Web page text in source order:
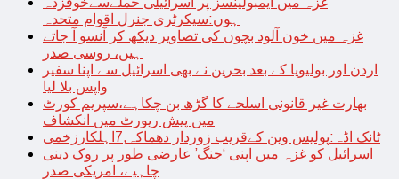
ہوں:سیکرٹری جنرل اقوام متحدہ
غزہ میں خون آلود بچوں کی تصاویر دیکھ کر آنسو آ جاتے
ہیں، روسی صدر
اردن اور بولیویا کے بعد بحرین نے بھی اسرائیل سے اپنا سفیر
واپس بلا لیا
بھارت غیر قانونی اسلحے کا گڑھ بن چکاہے،سپریم کورٹ
میں پیش رپورٹ میں انکشاف
ٹانک اڈہ:پولیس وین کےقریب زوردار دھماکہ,7اہلکارزخمی
اسرائیل کو غزہ میں اپنی ‘جنگ’ عارضی طور پر روک دینی
چاہیے، امریکی صدر